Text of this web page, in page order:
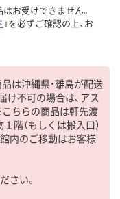
お受けできません。
」を必ずご確認の上、お
は沖縄県・離島が配送
け不可の場合は、アス
ちらの商品は軒先渡
階（もしくは搬入口）
内のご移動はお客様
さい。